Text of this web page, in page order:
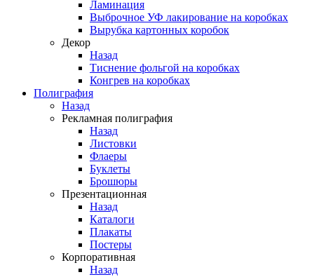
Ламинация
Выброчное УФ лакирование на коробках
Вырубка картонных коробок
Декор
Назад
Тиснение фольгой на коробках
Конгрев на коробках
Полиграфия
Назад
Рекламная полиграфия
Назад
Листовки
Флаеры
Буклеты
Брошюры
Презентационная
Назад
Каталоги
Плакаты
Постеры
Корпоративная
Назад